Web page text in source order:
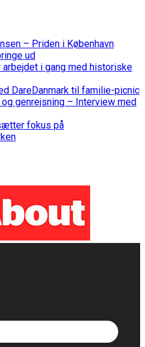
– Priden i København
ud
i gang med historiske
DareDanmark til familie-picnic
genrejsning – Interview med
fokus på